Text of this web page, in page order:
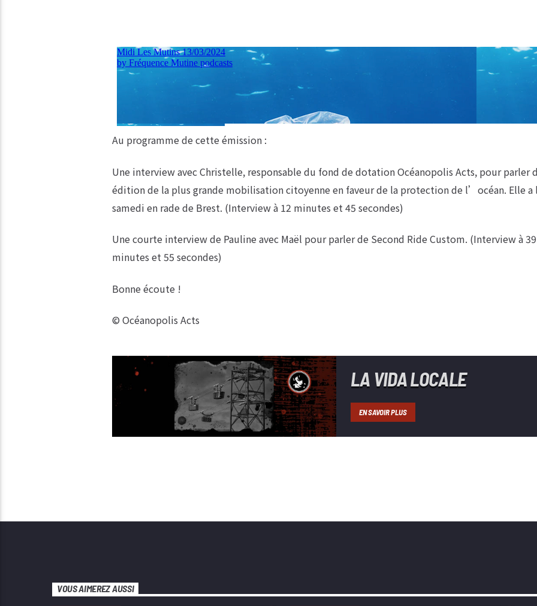
Au programme de cette émission :
Une interview avec Christelle, responsable du fond de dotation Océanopolis Acts, pour parler
édition de la plus grande mobilisation citoyenne en faveur de la protection de l’océan. Elle a
samedi en rade de Brest. (Interview à 12 minutes et 45 secondes)
Une courte interview de Pauline avec Maël pour parler de Second Ride Custom. (Interview à 39
minutes et 55 secondes)
Bonne écoute !
© Océanopolis Acts
LA VIDA LOCALE
EN SAVOIR PLUS
VOUS AIMEREZ AUSSI